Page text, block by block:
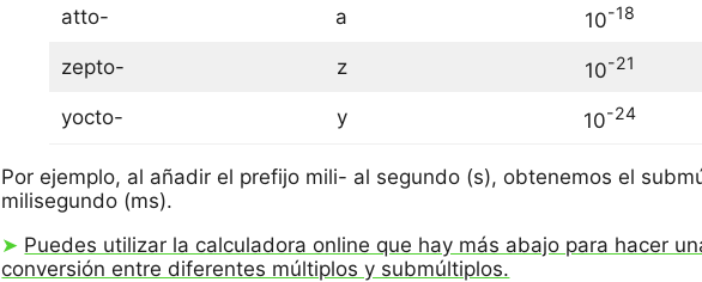
atto- a 10-18
zepto- z 10-21
yocto- y 10-24
Por ejemplo, al añadir el prefijo mili- al segundo (s), obtenemos el
milisegundo (ms).
➤ Puedes utilizar la calculadora online que hay más abajo para hacer
conversión entre diferentes múltiplos y submúltiplos.